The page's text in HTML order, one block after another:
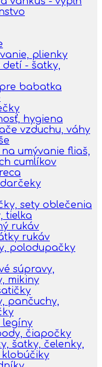
plienky
detí - šatky,
babatka
hygiena
vzduchu, váhy
umývanie fliaš,
cumlíkov
sety oblečenia
tielka
rukáv
rukáv
polodupačky
súpravy,
mikiny
pančuchy,
legíny
čiapočky
šatky, čelenky,
klobúčiky